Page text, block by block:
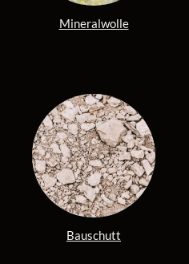
Mineralwolle
Bauschutt